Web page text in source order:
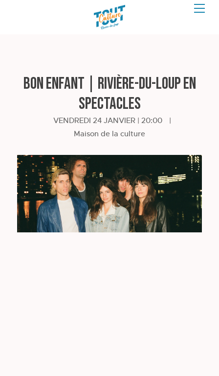
Bon Enfant | Rivière-du-Loup en
spectacles
VENDREDI 24 JANVIER | 20:00
|
Maison de la culture